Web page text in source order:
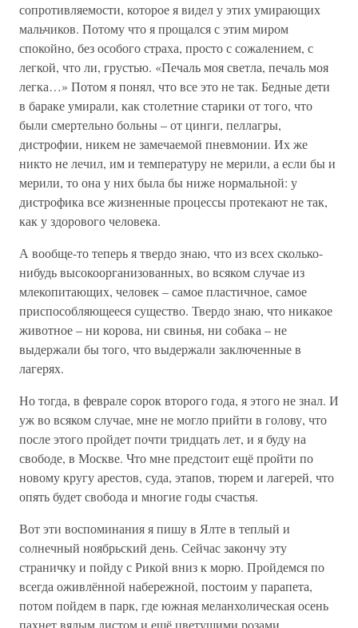
сопротивляемости, которое я видел у этих умирающих
мальчиков. Потому что я прощался с этим миром
спокойно, без особого страха, просто с сожалением, с
легкой, что ли, грустью. «Печаль моя светла, печаль моя
легка…» Потом я понял, что все это не так. Бедные дети
в бараке умирали, как столетние старики от того, что
были смертельно больны – от цинги, пеллагры,
дистрофии, никем не замечаемой пневмонии. Их же
никто не лечил, им и температуру не мерили, а если бы и
мерили, то она у них была бы ниже нормальной: у
дистрофика все жизненные процессы протекают не так,
как у здорового человека.
А вообще-то теперь я твердо знаю, что из всех сколько-
нибудь высокоорганизованных, во всяком случае из
млекопитающих, человек – самое пластичное, самое
приспособляющееся существо. Твердо знаю, что никакое
животное – ни корова, ни свинья, ни собака – не
выдержали бы того, что выдержали заключенные в
лагерях.
Но тогда, в феврале сорок второго года, я этого не знал. И
уж во всяком случае, мне не могло прийти в голову, что
после этого пройдет почти тридцать лет, и я буду на
свободе, в Москве. Что мне предстоит ещё пройти по
новому кругу арестов, суда, этапов, тюрем и лагерей, что
опять будет свобода и многие годы счастья.
Вот эти воспоминания я пишу в Ялте в теплый и
солнечный ноябрьский день. Сейчас закончу эту
страничку и пойду с Рикой вниз к морю. Пройдемся по
всегда оживлённой набережной, постоим у парапета,
потом пойдем в парк, где южная меланхолическая осень
пахнет вялым листом и ещё цветущими розами…